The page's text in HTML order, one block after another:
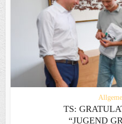
TS:
“JUGEND